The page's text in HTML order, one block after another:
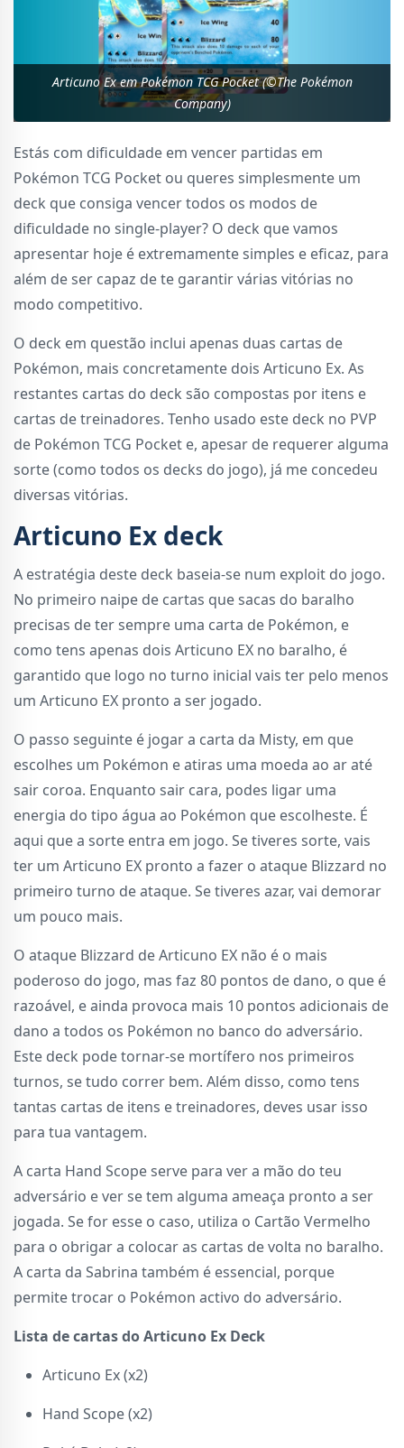
Articuno Ex em Pokémon TCG Pocket (©The Pokémon
Company)
Estás com dificuldade em vencer partidas em
Pokémon TCG Pocket ou queres simplesmente um
deck que consiga vencer todos os modos de
dificuldade no single-player? O deck que vamos
apresentar hoje é extremamente simples e eficaz, para
além de ser capaz de te garantir várias vitórias no
modo competitivo.
O deck em questão inclui apenas duas cartas de
Pokémon, mais concretamente dois Articuno Ex. As
restantes cartas do deck são compostas por itens e
cartas de treinadores. Tenho usado este deck no PVP
de Pokémon TCG Pocket e, apesar de requerer alguma
sorte (como todos os decks do jogo), já me concedeu
diversas vitórias.
Articuno Ex deck
A estratégia deste deck baseia-se num exploit do jogo.
No primeiro naipe de cartas que sacas do baralho
precisas de ter sempre uma carta de Pokémon, e
como tens apenas dois Articuno EX no baralho, é
garantido que logo no turno inicial vais ter pelo menos
um Articuno EX pronto a ser jogado.
O passo seguinte é jogar a carta da Misty, em que
escolhes um Pokémon e atiras uma moeda ao ar até
sair coroa. Enquanto sair cara, podes ligar uma
energia do tipo água ao Pokémon que escolheste. É
aqui que a sorte entra em jogo. Se tiveres sorte, vais
ter um Articuno EX pronto a fazer o ataque Blizzard no
primeiro turno de ataque. Se tiveres azar, vai demorar
um pouco mais.
O ataque Blizzard de Articuno EX não é o mais
poderoso do jogo, mas faz 80 pontos de dano, o que é
razoável, e ainda provoca mais 10 pontos adicionais de
dano a todos os Pokémon no banco do adversário.
Este deck pode tornar-se mortífero nos primeiros
turnos, se tudo correr bem. Além disso, como tens
tantas cartas de itens e treinadores, deves usar isso
para tua vantagem.
A carta Hand Scope serve para ver a mão do teu
adversário e ver se tem alguma ameaça pronto a ser
jogada. Se for esse o caso, utiliza o Cartão Vermelho
para o obrigar a colocar as cartas de volta no baralho.
A carta da Sabrina também é essencial, porque
permite trocar o Pokémon activo do adversário.
Lista de cartas do Articuno Ex Deck
Articuno Ex (x2)
Hand Scope (x2)